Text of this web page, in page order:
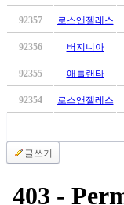
안
브
국
소
야
즐
92357 로스앤젤레스
92356 버지니아
92355 애틀랜타
92354 로스앤젤레스
글쓰기